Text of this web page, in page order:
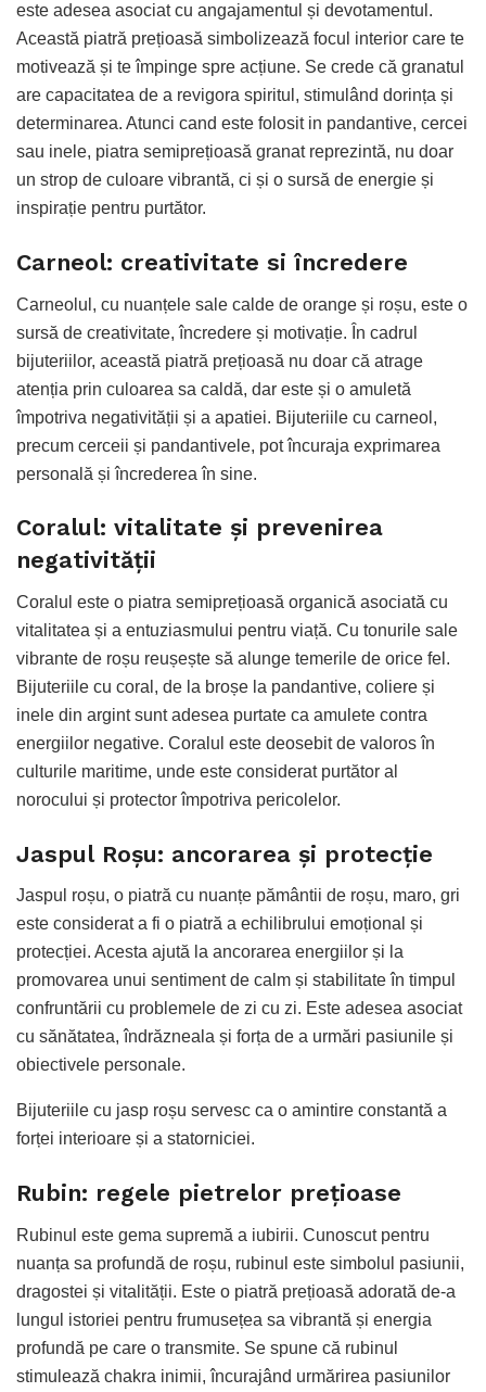
este adesea asociat cu angajamentul și devotamentul.
Această piatră prețioasă simbolizează focul interior care te
motivează și te împinge spre acțiune. Se crede că granatul
are capacitatea de a revigora spiritul, stimulând dorința și
determinarea. Atunci cand este folosit in pandantive, cercei
sau inele, piatra semiprețioasă granat reprezintă, nu doar
un strop de culoare vibrantă, ci și o sursă de energie și
inspirație pentru purtător.
Carneol: creativitate si încredere
Carneolul, cu nuanțele sale calde de orange și roșu, este o
sursă de creativitate, încredere și motivație. În cadrul
bijuteriilor, această piatră prețioasă nu doar că atrage
atenția prin culoarea sa caldă, dar este și o amuletă
împotriva negativității și a apatiei. Bijuteriile cu carneol,
precum cerceii și pandantivele, pot încuraja exprimarea
personală și încrederea în sine.
Coralul: vitalitate și prevenirea
negativității
Coralul este o piatra semiprețioasă organică asociată cu
vitalitatea și a entuziasmului pentru viață. Cu tonurile sale
vibrante de roșu reușește să alunge temerile de orice fel.
Bijuteriile cu coral, de la broșe la pandantive, coliere și
inele din argint sunt adesea purtate ca amulete contra
energiilor negative. Coralul este deosebit de valoros în
culturile maritime, unde este considerat purtător al
norocului și protector împotriva pericolelor.
Jaspul Roșu: ancorarea și protecție
Jaspul roșu, o piatră cu nuanțe pământii de roșu, maro, gri
este considerat a fi o piatră a echilibrului emoțional și
protecției. Acesta ajută la ancorarea energiilor și la
promovarea unui sentiment de calm și stabilitate în timpul
confruntării cu problemele de zi cu zi. Este adesea asociat
cu sănătatea, îndrăzneala și forța de a urmări pasiunile și
obiectivele personale.
Bijuteriile cu jasp roșu servesc ca o amintire constantă a
forței interioare și a statorniciei.
Rubin: regele pietrelor prețioase
Rubinul este gema supremă a iubirii. Cunoscut pentru
nuanța sa profundă de roșu, rubinul este simbolul pasiunii,
dragostei și vitalității. Este o piatră prețioasă adorată de-a
lungul istoriei pentru frumusețea sa vibrantă și energia
profundă pe care o transmite. Se spune că rubinul
stimulează chakra inimii, încurajând urmărirea pasiunilor